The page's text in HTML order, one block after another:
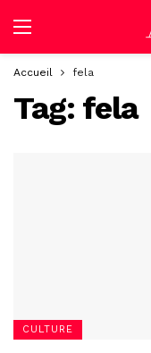
Accueil fela
Tag: fela
CULTURE